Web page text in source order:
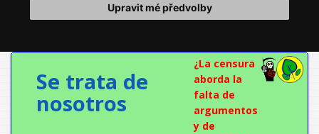
Upravit mé předvolby
Se trata de
nosotros
¿La censura
aborda la
falta de
argumentos
y de